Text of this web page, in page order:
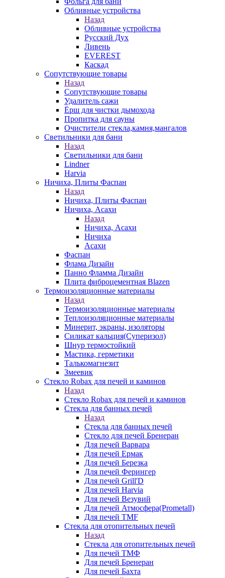
Обливные устройства
Назад
Обливные устройства
Русский Дух
Ливень
EVEREST
Каскад
Сопутствующие товары
Назад
Сопутствующие товары
Удалитель сажи
Ёрш для чистки дымохода
Пропитка для сауны
Очистители стекла,камня,мангалов
Светильники для бани
Назад
Светильники для бани
Lindner
Harvia
Ничиха, Плиты Фаспан
Назад
Ничиха, Плиты Фаспан
Ничиха, Асахи
Назад
Ничиха, Асахи
Ничиха
Асахи
Фаспан
Флама Дизайн
Панно Фламма Дизайн
Плита фиброцементная Blazen
Термоизоляционные материалы
Назад
Термоизоляционные материалы
Теплоизоляционные материалы
Минерит, экраны, изоляторы
Силикат кальция(Суперизол)
Шнур термостойкий
Мастика, герметики
Талькомагнезит
Змеевик
Стекло Robax для печей и каминов
Назад
Стекло Robax для печей и каминов
Стекла для банных печей
Назад
Стекла для банных печей
Стекло для печей Бренеран
Для печей Варвара
Для печей Ермак
Для печей Березка
Для печей Ферингер
Для печей Grill'D
Для печей Harvia
Для печей Везувий
Для печей Атмосфера(Prometall)
Для печей TMF
Стекла для отопительных печей
Назад
Стекла для отопительных печей
Для печей ТМФ
Для печей Бренеран
Для печей Бахта